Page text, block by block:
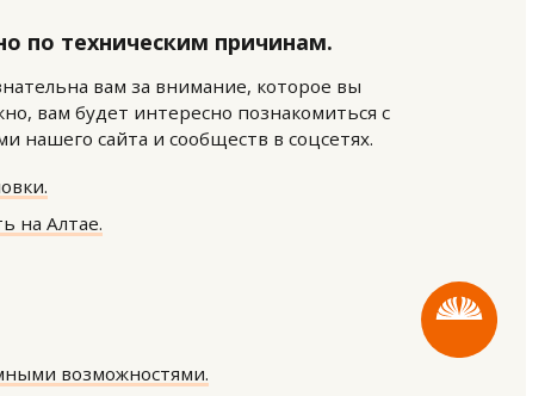
по техническим причинам.
вам за внимание, которое вы
вам будет интересно познакомиться с
нашего сайта и сообществ в соцсетях.
на Алтае.
возможностями.
Архитектурный код
земли. Мощение